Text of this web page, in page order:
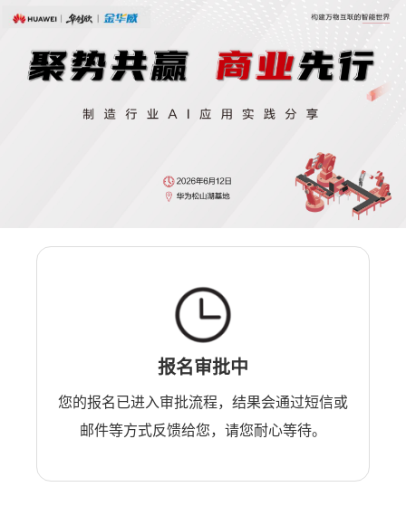
报名审批中
您的报名已进入审批流程，结果会通过短信或
邮件等方式反馈给您，请您耐心等待。